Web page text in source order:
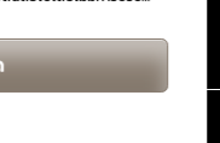
RESERVED.